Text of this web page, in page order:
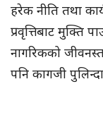
हरेक नीति तथा
प्रवृत्तिबाट मुक्ति
नागरिकको
पनि कागजी